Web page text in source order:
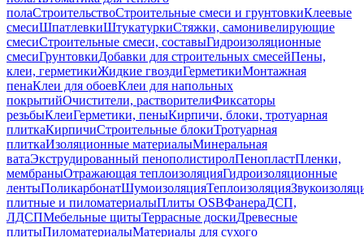
полаСтроительствоСтроительные смеси и грунтовкиКлеевые
смесиШпатлевкиШтукатуркиСтяжки, самонивелирующие
смесиСтроительные смеси, составыГидроизоляционные
смесиГрунтовкиДобавки для строительных смесейПены,
клеи, герметикиЖидкие гвоздиГерметикиМонтажная
пенаКлеи для обоевКлеи для напольных
покрытийОчистители, растворителиФиксаторы
резьбыКлеиГерметики, пеныКирпичи, блоки, тротуарная
плиткаКирпичиСтроительные блокиТротуарная
плиткаИзоляционные материалыМинеральная
ватаЭкструдированный пенополистиролПенопластПленки,
мембраныОтражающая теплоизоляцияГидроизоляционные
лентыПоликарбонатШумоизоляцияТеплоизоляция
плитные и пиломатериалыПлиты OSBФанераДСП,
ЛДСПМебельные щитыТеррасные доскиДревесные
плитыПиломатериалыМатериалы для сухого